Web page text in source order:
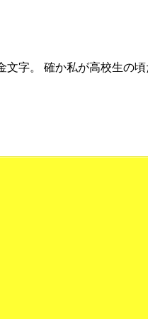
字。 確か私が高校生の